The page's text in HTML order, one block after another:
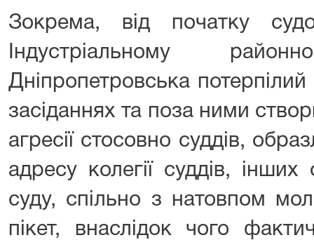
Зокрема, від початку
Індустріальному
Дніпропетровська
засіданнях та поза ними
агресії стосовно суддів,
адресу колегії суддів,
суду, спільно з натовпом
пікет, внаслідок чого